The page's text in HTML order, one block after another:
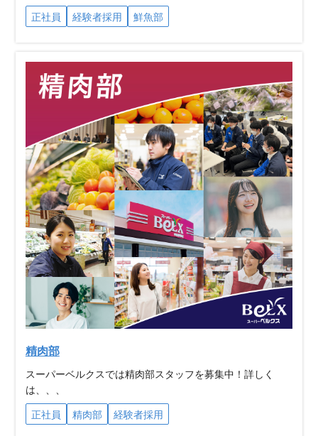
正社員
経験者採用 鮮魚部
精肉部
スーパーベルクスでは精肉部スタッフを募集中！詳しく
は、、、
正社員
精肉部 経験者採用